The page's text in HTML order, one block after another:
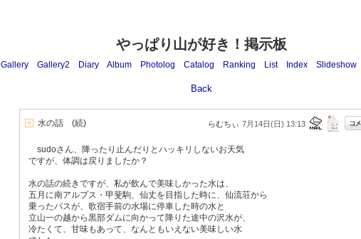
やっぱり山が好き！掲示板
Gallery Gallery2 Diary Album Photolog Catalog Ranking List Index Slideshow
Back
水の話 (続) らむちぃ 7月14日(日) 13:13
sudoさん、降ったり止んだりとハッキリしないお天気
ですが、体調は戻りましたか？
水の話の続きですが、私が飲んで美味しかった水は、
五月に南アルプス・甲斐駒、仙丈を目指した時に、仙流荘から
乗ったバスが、歌宿手前の水場に停車した時の水と
立山一の越から黒部ダムに向かって降りた途中の沢水が、
冷たくて、甘味もあって、なんともいえない美味しい水